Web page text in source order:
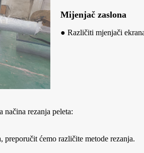
Mijenjač zaslona
● Različiti mjenjači
načina rezanja peleta:
ćemo različite metode rezanja.